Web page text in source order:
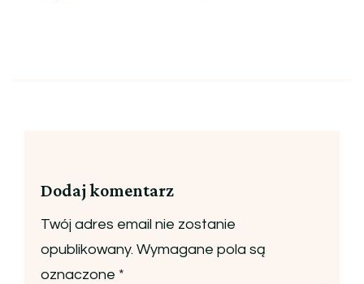
Dodaj komentarz
Twój adres email nie zostanie
opublikowany. Wymagane pola są
oznaczone *